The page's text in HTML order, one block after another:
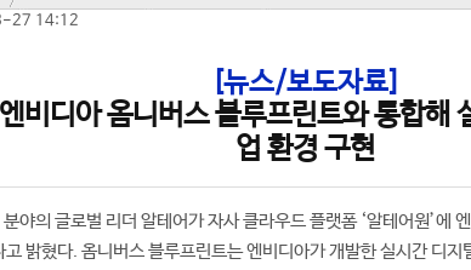
27 14:12
[뉴스/보도자료]
비디아 옴니버스 블루프린트와 통합해
업 환경 구현
야의 글로벌 리더 알테어가 자사 클라우드 플랫폼 ‘알테어원’에
고 밝혔다. 옴니버스 블루프린트는 엔비디아가 개발한 실시간 디